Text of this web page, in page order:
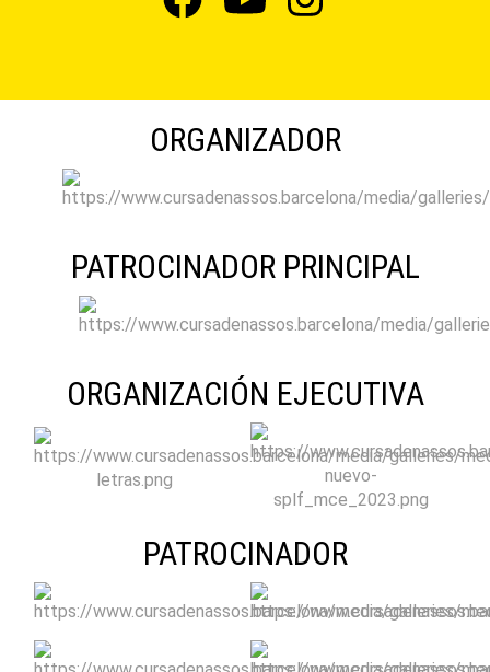
ORGANIZADOR
PATROCINADOR PRINCIPAL
ORGANIZACIÓN EJECUTIVA
PATROCINADOR